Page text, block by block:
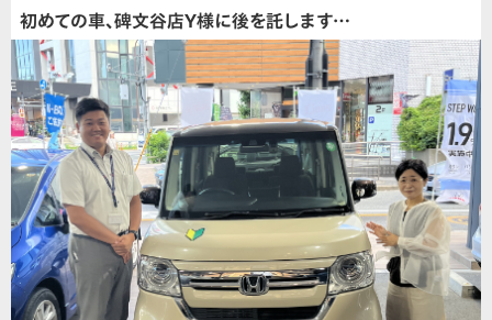
初めての車、碑文谷店Y様に後を託します…